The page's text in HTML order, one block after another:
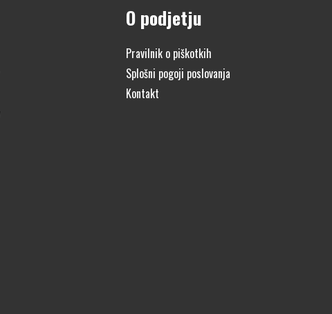
O podjetju
Pravilnik o piškotkih
Splošni pogoji poslovanja
Kontakt